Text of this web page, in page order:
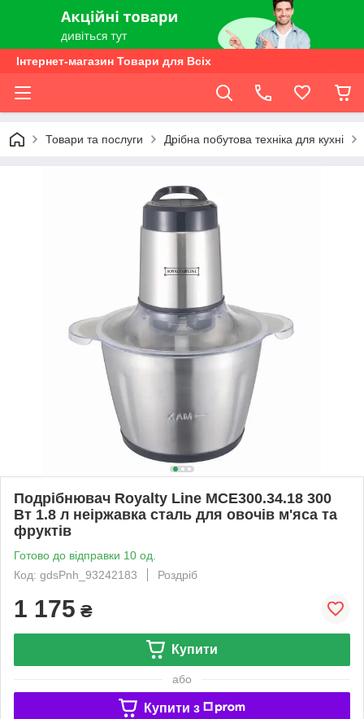
Інтернет-магазин Товари для Всіх
Товари та послуги Дрібна побутова техніка для кухні
Подрібнювач Royalty Line MCE300.34.18 300
Вт 1.8 л неіржавка сталь для овочів м'яса та
фруктів
Готово до відправки 10 од.
Код: gdsPnh_93242183
Роздріб
1 175 ₴
Купити
або
Купити з